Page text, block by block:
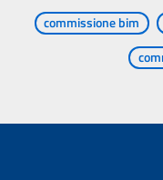
commissione bim